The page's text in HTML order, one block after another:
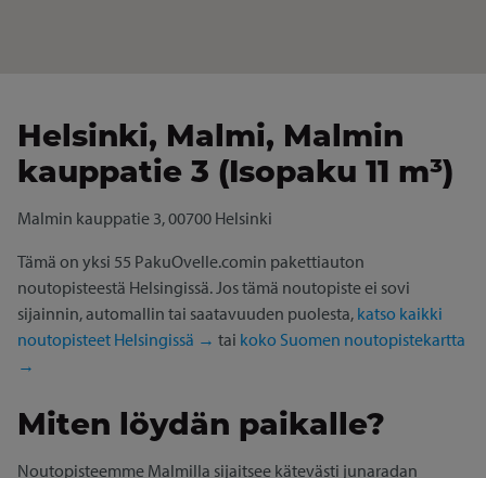
Helsinki, Malmi, Malmin
kauppatie 3 (Isopaku 11 m³)
Malmin kauppatie 3, 00700 Helsinki
Tämä on yksi 55 PakuOvelle.comin pakettiauton
noutopisteestä Helsingissä. Jos tämä noutopiste ei sovi
sijainnin, automallin tai saatavuuden puolesta, katso kaikki
noutopisteet Helsingissä → tai koko Suomen noutopistekartta
→
Miten löydän paikalle?
Noutopisteemme Malmilla sijaitsee kätevästi junaradan